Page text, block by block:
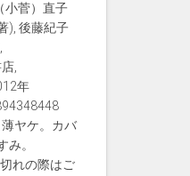
小菅）直子
), 後藤紀子
,
年
ヤケ。カバ
み。
れの際はご